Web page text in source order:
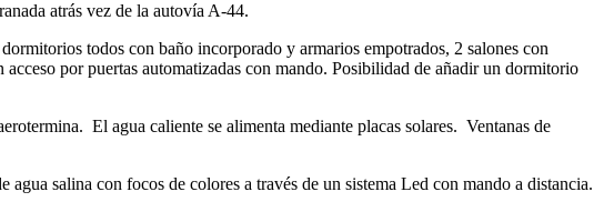
atrás vez de la autovía A-44.
todos con baño incorporado y armarios empotrados, 2 salones con
por puertas automatizadas con mando. Posibilidad de añadir un dormitorio
El agua caliente se alimenta mediante placas solares. Ventanas de
salina con focos de colores a través de un sistema Led con mando a distancia.